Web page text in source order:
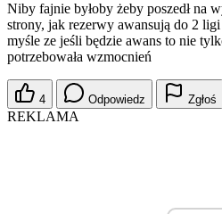
Niby fajnie byłoby żeby poszedł na
strony, jak rezerwy awansują do 2
myśle ze jeśli będzie awans to nie
potrzebowała wzmocnień
4 Odpowiedz Zgłoś
REKLAMA